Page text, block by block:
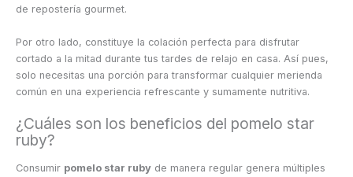
de repostería gourmet.
Por otro lado, constituye la colación perfecta para disfrutar
cortado a la mitad durante tus tardes de relajo en casa. Así pues,
solo necesitas una porción para transformar cualquier merienda
común en una experiencia refrescante y sumamente nutritiva.
¿Cuáles son los beneficios del pomelo star
ruby?
Consumir pomelo star ruby de manera regular genera múltiples